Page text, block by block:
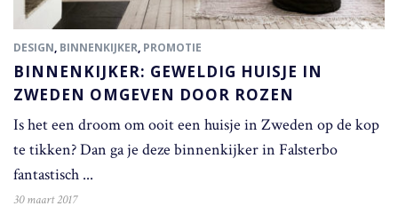
DESIGN, BINNENKIJKER, PROMOTIE
BINNENKIJKER: GEWELDIG HUISJE IN
ZWEDEN OMGEVEN DOOR ROZEN
Is het een droom om ooit een huisje in Zweden op de kop
te tikken? Dan ga je deze binnenkijker in Falsterbo
fantastisch ...
30 maart 2017